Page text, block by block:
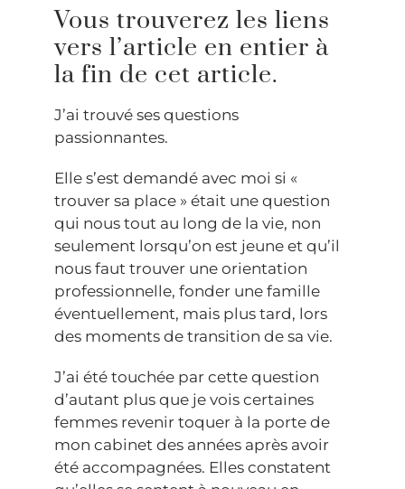
Vous trouverez les liens
vers l’article en entier à
la fin de cet article.
J’ai trouvé ses questions
passionnantes.
Elle s’est demandé avec moi si «
trouver sa place » était une question
qui nous tout au long de la vie, non
seulement lorsqu’on est jeune et qu’il
nous faut trouver une orientation
professionnelle, fonder une famille
éventuellement, mais plus tard, lors
des moments de transition de sa vie.
J’ai été touchée par cette question
d’autant plus que je vois certaines
femmes revenir toquer à la porte de
mon cabinet des années après avoir
été accompagnées. Elles constatent